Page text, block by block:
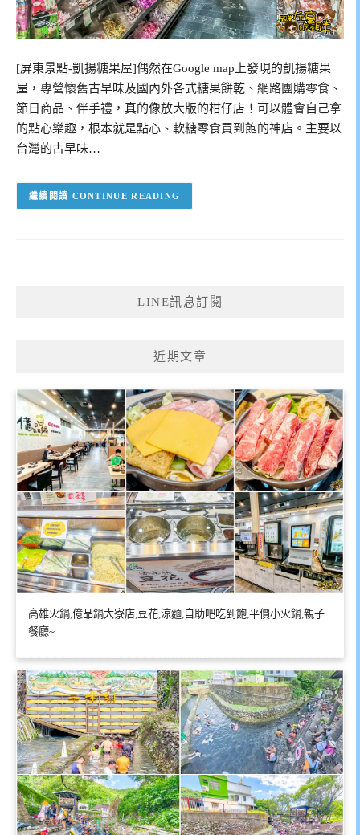
[屏東景點-凱揚糖果屋]偶然在Google map上發現的凱揚糖果
屋，專營懷舊古早味及國內外各式糖果餅乾、網路團購零食、
節日商品、伴手禮，真的像放大版的柑仔店！可以體會自己拿
的點心樂趣，根本就是點心、軟糖零食買到飽的神店。主要以
台灣的古早味…
CONTINUE READING
LINE訊息訂閱
近期文章
高雄火鍋,億品鍋大寮店,豆花,涼麵,自助吧吃到飽,平價小火鍋,親子
餐廳~